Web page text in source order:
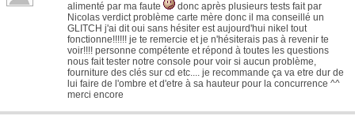
alimenté par ma faute
donc après plusieurs tests fait par
Nicolas verdict problème carte mère donc il ma conseillé un
GLITCH j'ai dit oui sans hésiter est aujourd'hui nikel tout
fonctionne!!!!!! je te remercie et je n'hésiterais pas à revenir te
voir!!!! personne compétente et répond à toutes les questions
nous fait tester notre console pour voir si aucun problème,
fourniture des clés sur cd etc.... je recommande ça va etre dur de
lui faire de l'ombre et d'etre à sa hauteur pour la concurrence ^^
merci encore